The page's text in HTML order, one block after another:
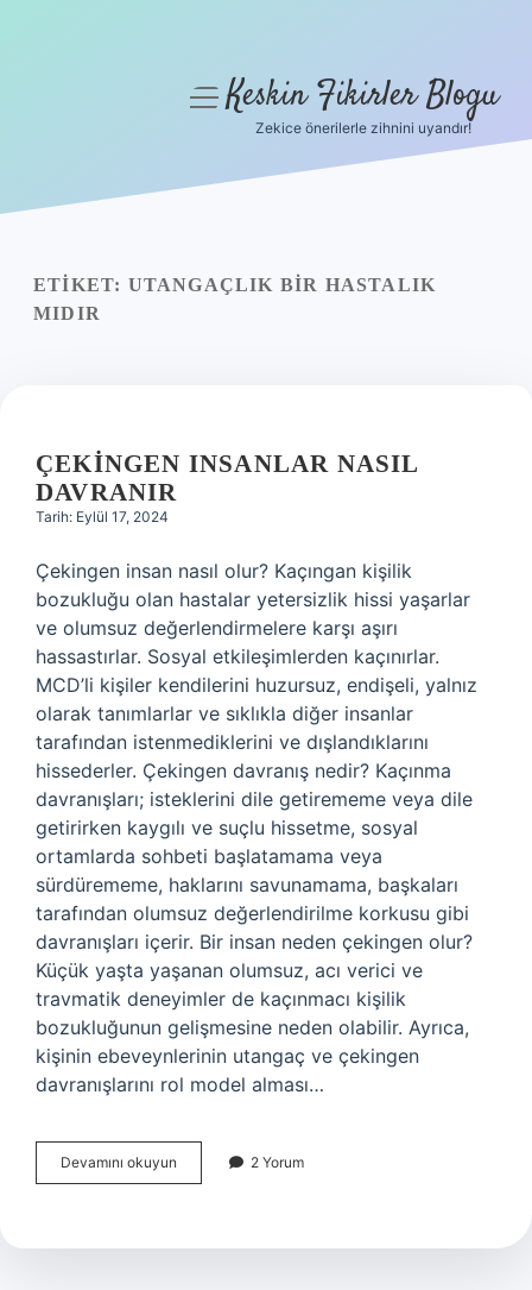
Yasal Uyarı
menüyüKeskin Fikirler Blogu
Zekice önerilerle zihnini uyandır!
ETIKET: UTANGAÇLIK BIR HASTALIK
MIDIR
ÇEKINGEN INSANLAR NASIL
DAVRANIR
Tarih: Eylül 17, 2024
Çekingen insan nasıl olur? Kaçıngan kişilik
bozukluğu olan hastalar yetersizlik hissi yaşarlar
ve olumsuz değerlendirmelere karşı aşırı
hassastırlar. Sosyal etkileşimlerden kaçınırlar.
MCD’li kişiler kendilerini huzursuz, endişeli, yalnız
olarak tanımlarlar ve sıklıkla diğer insanlar
tarafından istenmediklerini ve dışlandıklarını
hissederler. Çekingen davranış nedir? Kaçınma
davranışları; isteklerini dile getirememe veya dile
getirirken kaygılı ve suçlu hissetme, sosyal
ortamlarda sohbeti başlatamama veya
sürdürememe, haklarını savunamama, başkaları
tarafından olumsuz değerlendirilme korkusu gibi
davranışları içerir. Bir insan neden çekingen olur?
Küçük yaşta yaşanan olumsuz, acı verici ve
travmatik deneyimler de kaçınmacı kişilik
bozukluğunun gelişmesine neden olabilir. Ayrıca,
kişinin ebeveynlerinin utangaç ve çekingen
davranışlarını rol model alması…
Devamını okuyun Çekingen
Insanlar
2 Yorum